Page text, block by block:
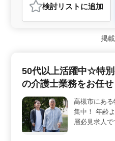
おすすめポイント
＜アットホームな雰囲気＞
スでアットホームな雰囲気
関係を築きながら温かいサ
やリハビリテーションサポ
務があります。週2〜3日か
働き方ができます。 ＜給
円〜400万円、時給1,000円
応じた給与設定があります
などの福利厚生も整ってい
検討リスト に追加
掲
50代以上活躍中☆特
の介護士業務をお任せ
高槻市にあ
集中！ 年齢
層必見求人